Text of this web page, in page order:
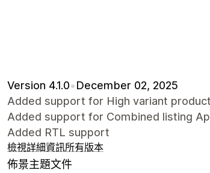
Version 4.1.0•December 02, 2025
Added support for High variant
Added support for Combined listing
Added RTL support
檢視詳細資訊所有版本
佈景主題文件